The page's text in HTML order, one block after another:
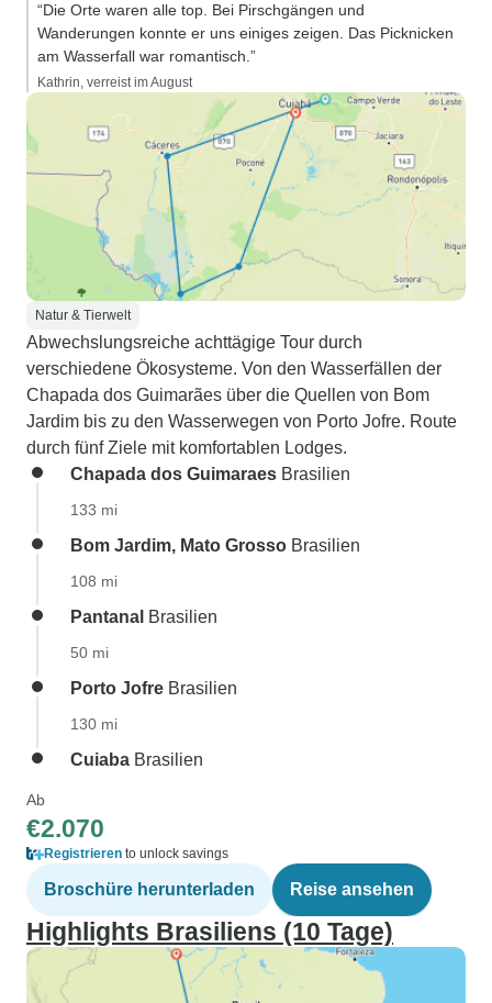
“Die Orte waren alle top. Bei Pirschgängen und
Wanderungen konnte er uns einiges zeigen. Das Picknicken
am Wasserfall war romantisch.”
Kathrin, verreist im August
Natur & Tierwelt
Abwechslungsreiche achttägige Tour durch
verschiedene Ökosysteme. Von den Wasserfällen der
Chapada dos Guimarães über die Quellen von Bom
Jardim bis zu den Wasserwegen von Porto Jofre. Route
durch fünf Ziele mit komfortablen Lodges.
Chapada dos Guimaraes Brasilien
133 mi
Bom Jardim, Mato Grosso Brasilien
108 mi
Pantanal Brasilien
50 mi
Porto Jofre Brasilien
130 mi
Cuiaba Brasilien
Ab
€2.070
Registrieren to unlock savings
Broschüre herunterladen Reise ansehen
Highlights Brasiliens (10 Tage)